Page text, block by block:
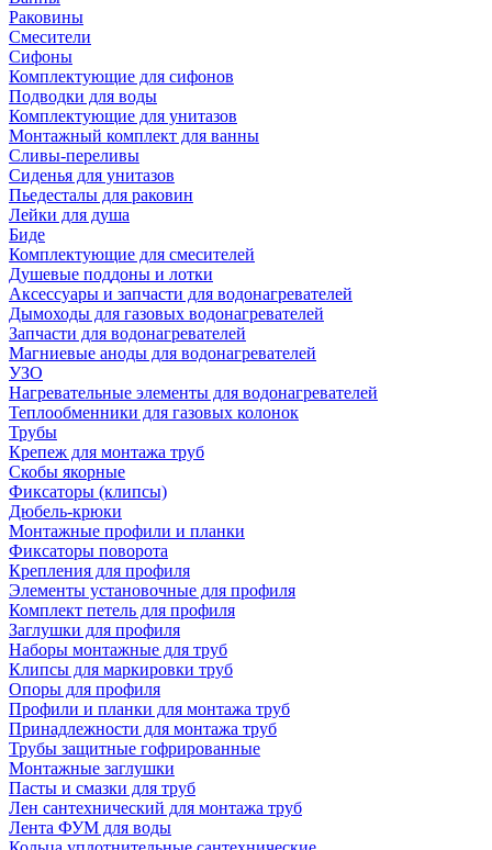
Раковины
Смесители
Сифоны
Комплектующие для сифонов
Подводки для воды
Комплектующие для унитазов
Монтажный комплект для ванны
Сливы-переливы
Сиденья для унитазов
Пьедесталы для раковин
Лейки для душа
Биде
Комплектующие для смесителей
Душевые поддоны и лотки
Аксессуары и запчасти для водонагревателей
Дымоходы для газовых водонагревателей
Запчасти для водонагревателей
Магниевые аноды для водонагревателей
УЗО
Нагревательные элементы для водонагревателей
Теплообменники для газовых колонок
Трубы
Крепеж для монтажа труб
Скобы якорные
Фиксаторы (клипсы)
Дюбель-крюки
Монтажные профили и планки
Фиксаторы поворота
Крепления для профиля
Элементы установочные для профиля
Комплект петель для профиля
Заглушки для профиля
Наборы монтажные для труб
Клипсы для маркировки труб
Опоры для профиля
Профили и планки для монтажа труб
Принадлежности для монтажа труб
Трубы защитные гофрированные
Монтажные заглушки
Пасты и смазки для труб
Лен сантехнический для монтажа труб
Лента ФУМ для воды